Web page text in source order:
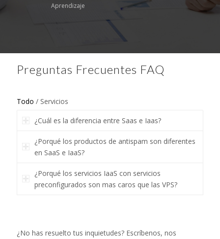
Aprendizaje
Preguntas Frecuentes FAQ
Todo / Servicios
¿Cuál es la diferencia entre Saas e Iaas?
¿Porqué los productos de antispam son diferentes
en SaaS e IaaS?
¿Porqué los servicios IaaS con servicios
preconfigurados son mas caros que las VPS?
¿No has resuelto tus inquietudes? Escríbenos, nos